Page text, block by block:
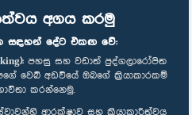
අගය කරමු
සඳහන් දේට එකඟ වේ:
පහසු සහ වඩාත් පුද්ගලාරෝපිත
වෙබ් අඩවියේ ඔබගේ ක්‍රියාකාරකම්
කරන්නෙමු.
ආරක්ෂාව සහ ක්‍රියාකාරීත්වය